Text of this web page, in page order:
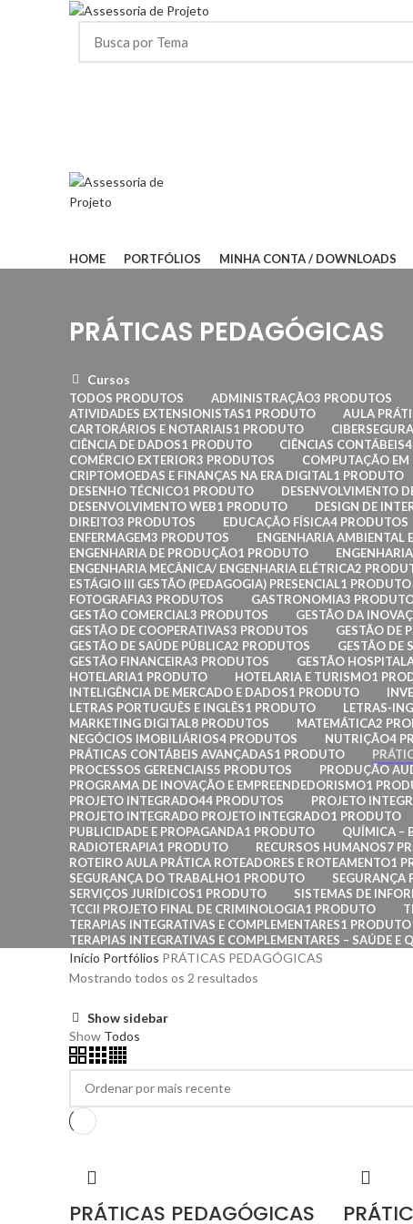
HOME
PORTFÓLIOS MINHA CONTA / DOWNLOADS
PRÁTICAS PEDAGÓGICAS
Cursos
TODOS PRODUTOS ADMINISTRAÇÃO3 PRODUTOS
ATIVIDADES EXTENSIONISTAS1 PRODUTO AULA
CARTORÁRIOS E NOTARIAIS1 PRODUTO
CIÊNCIA DE DADOS1 PRODUTO CIÊNCIAS CONTÁBEIS
COMÉRCIO EXTERIOR3 PRODUTOS COMPUTAÇÃO EM
CRIPTOMOEDAS E FINANÇAS NA ERA DIGITAL1 PRODUTO
DESENHO TÉCNICO1 PRODUTO DESENVOLVIMENTO
DESENVOLVIMENTO WEB1 PRODUTO DESIGN DE
DIREITO3 PRODUTOS EDUCAÇÃO FÍSICA4 PRODUTOS
ENFERMAGEM3 PRODUTOS ENGENHARIA AMBIENTAL
ENGENHARIA DE PRODUÇÃO1 PRODUTO
ENGENHARIA MECÂNICA/ ENGENHARIA ELÉTRICA2
ESTÁGIO III GESTÃO (PEDAGOGIA) PRESENCIAL1 PRODUTO
FOTOGRAFIA3 PRODUTOS GASTRONOMIA3
GESTÃO COMERCIAL3 PRODUTOS GESTÃO DA
GESTÃO DE COOPERATIVAS3 PRODUTOS GESTÃO DE
GESTÃO DE SAÚDE PÚBLICA2 PRODUTOS GESTÃO DE
GESTÃO FINANCEIRA3 PRODUTOS GESTÃO
HOTELARIA1 PRODUTO HOTELARIA E TURISMO1
INTELIGÊNCIA DE MERCADO E DADOS1 PRODUTO
LETRAS PORTUGUÊS E INGLÊS1 PRODUTO LETRAS-
MARKETING DIGITAL8 PRODUTOS MATEMÁTICA2
NEGÓCIOS IMOBILIÁRIOS4 PRODUTOS NUTRIÇÃO4
PRÁTICAS CONTÁBEIS AVANÇADAS1 PRODUTO
PROCESSOS GERENCIAIS5 PRODUTOS PRODUÇÃO
PROGRAMA DE INOVAÇÃO E EMPREENDEDORISMO1
PROJETO INTEGRADO44 PRODUTOS PROJETO
PROJETO INTEGRADO PROJETO INTEGRADO1 PRODUTO
PUBLICIDADE E PROPAGANDA1 PRODUTO QUÍMICA –
RADIOTERAPIA1 PRODUTO RECURSOS HUMANOS7
ROTEIRO AULA PRÁTICA ROTEADORES E ROTEAMENTO1
SEGURANÇA DO TRABALHO1 PRODUTO SEGURANÇA
SERVIÇOS JURÍDICOS1 PRODUTO SISTEMAS DE
TCCII PROJETO FINAL DE CRIMINOLOGIA1 PRODUTO
TERAPIAS INTEGRATIVAS E COMPLEMENTARES1 PRODUTO
TERAPIAS INTEGRATIVAS E COMPLEMENTARES – SAÚDE
Início Portfólios PRÁTICAS PEDAGÓGICAS
Mostrando todos os 2 resultados
Show sidebar
Show Todos
PRÁTICAS PEDAGÓGICAS